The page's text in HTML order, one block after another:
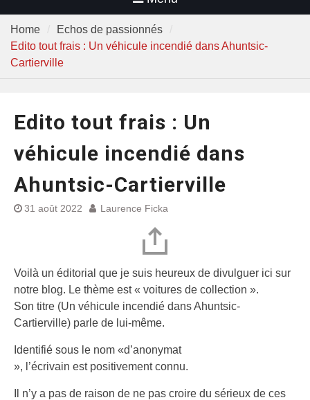
Home
Echos de passionnés
Edito tout frais : Un véhicule incendié dans Ahuntsic-
Cartierville
Edito tout frais : Un
véhicule incendié dans
Ahuntsic-Cartierville
31 août 2022 Laurence Ficka
Voilà un éditorial que je suis heureux de divulguer ici sur
notre blog. Le thème est « voitures de collection ».
Son titre (Un véhicule incendié dans Ahuntsic-
Cartierville) parle de lui-même.
Identifié sous le nom «d’anonymat
», l’écrivain est positivement connu.
Il n’y a pas de raison de ne pas croire du sérieux de ces